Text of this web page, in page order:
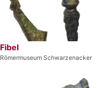
Fibel
Römermuseum Schwarzenacker